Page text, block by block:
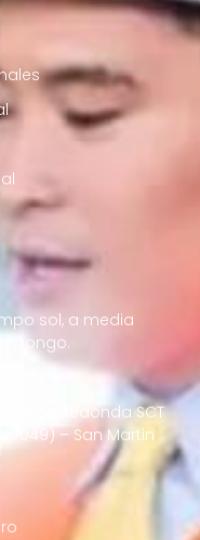
sol, a media
Mesa Redonda SCT
7049) – San Martin